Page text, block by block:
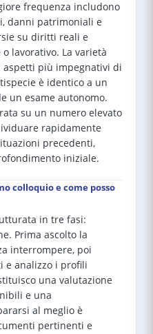
frequenza includono
danni patrimoniali e
su diritti reali e
lavorativo. La varietà
aspetti più impegnativi di
è identico a un
un esame autonomo.
su un numero elevato
rapidamente
precedenti,
iniziale.
colloquio e come posso
in tre fasi:
Prima ascolto la
interrompere, poi
e analizzo i profili
una valutazione
e una
al meglio è
pertinenti e